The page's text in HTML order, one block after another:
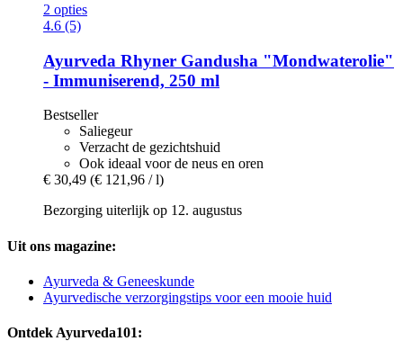
2 opties
4.6 (5)
Ayurveda Rhyner Gandusha "Mondwaterolie"
-​ Immuniserend, 250 ml
Bestseller
Saliegeur
Verzacht de gezichtshuid
Ook ideaal voor de neus en oren
€ 30,49 (€ 121,96 / l)
Bezorging uiterlijk op 12. augustus
Uit ons magazine:
Ayurveda & Geneeskunde
Ayurvedische verzorgingstips voor een mooie huid
Ontdek Ayurveda101: